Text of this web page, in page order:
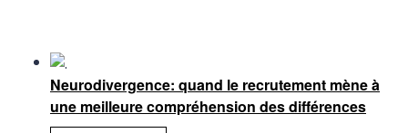
Neurodivergence: quand le recrutement mène à
une meilleure compréhension des différences